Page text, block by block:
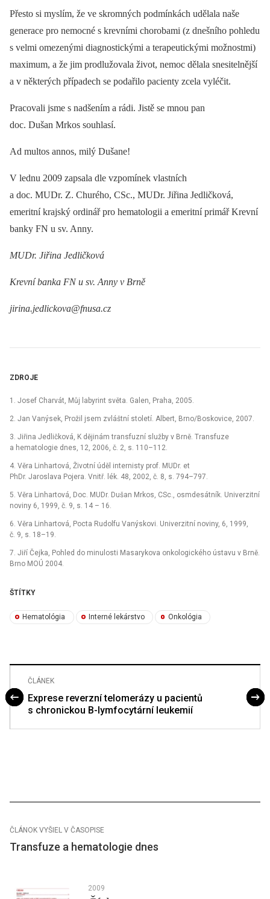
Přesto si myslím, že ve skromných podmínkách udělala naše
generace pro nemocné s krevními chorobami (z dnešního pohledu
s velmi omezenými diagnostickými a terapeutickými možnostmi)
maximum, a že jim prodlužovala život, nemoc dělala snesitelnější
a v některých případech se podařilo pacienty zcela vyléčit.
Pracovali jsme s nadšením a rádi. Jistě se mnou pan
doc. Dušan Mrkos souhlasí.
Ad multos annos, milý Dušane!
V lednu 2009 zapsala dle vzpomínek vlastních
a doc. MUDr. Z. Churého, CSc., MUDr. Jiřina Jedličková,
emeritní krajský ordinář pro hematologii a emeritní primář Krevní
banky FN u sv. Anny.
MUDr. Jiřina Jedličková
Krevní banka FN u sv. Anny v Brně
jirina.jedlickova@fnusa.cz
ZDROJE
1. Josef Charvát, Můj labyrint světa. Galen, Praha, 2005.
2. Jan Vanýsek, Prožil jsem zvláštní století. Albert, Brno/Boskovice, 2007.
3. Jiřina Jedličková, K dějinám transfuzní služby v Brně. Transfuze
a hematologie dnes, 12, 2006, č. 2, s. 110–112.
4. Věra Linhartová, Životní úděl internisty prof. MUDr. et
PhDr. Jaroslava Pojera. Vnitř. lék. 48, 2002, č. 8, s. 794–797.
5. Věra Linhartová, Doc. MUDr. Dušan Mrkos, CSc., osmdesátník. Univerzitní
noviny 6, 1999, č. 9, s. 14 –⁠ 16.
6. Věra Linhartová, Pocta Rudolfu Vanýskovi. Univerzitní noviny, 6, 1999,
č. 9, s. 18–19.
7. Jiří Čejka, Pohled do minulosti Masarykova onkologického ústavu v Brně.
Brno MOÚ 2004.
ŠTÍTKY
Hematológia Interné lekárstvo Onkológia
ČLÁNEK
Exprese reverzní telomerázy u pacientů
s chronickou B-lymfocytární leukemií
ČLÁNOK VYŠIEL V ČASOPISE
Transfuze a hematologie dnes
2009